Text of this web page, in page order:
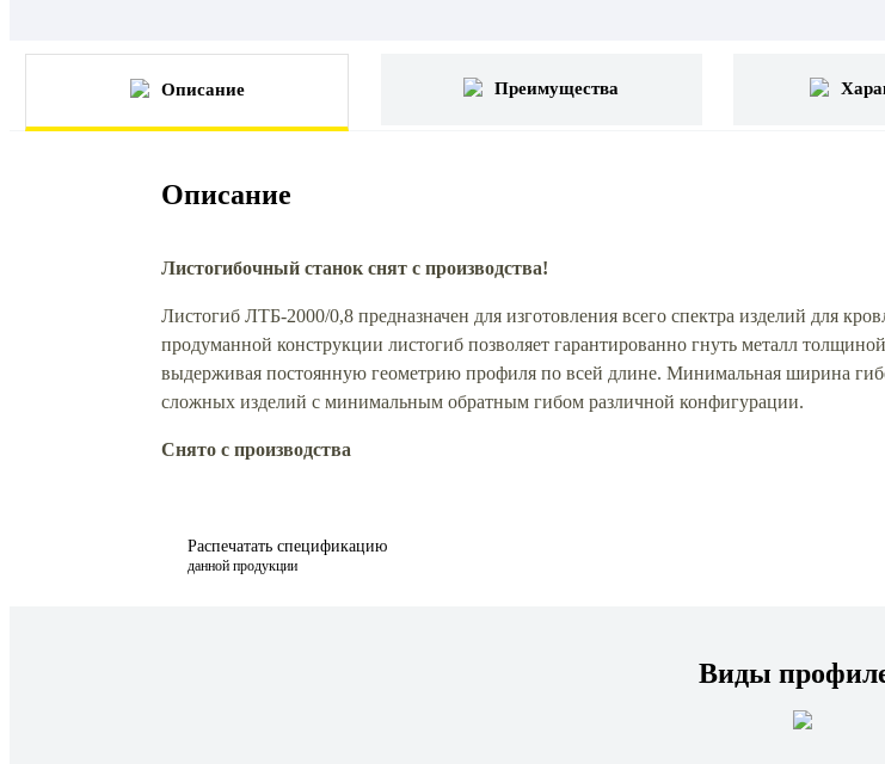
Описание Преимущества
Описание
Листогибочный станок снят с производства!
Листогиб ЛТБ-2000/0,8 предназначен для изготовления всего спектра изделий для
продуманной конструкции листогиб позволяет гарантированно гнуть металл
выдерживая постоянную геометрию профиля по всей длине. Минимальная ширина
сложных изделий с минимальным обратным гибом различной конфигурации.
Снято с производства
Распечатать спецификацию
данной продукции
Виды